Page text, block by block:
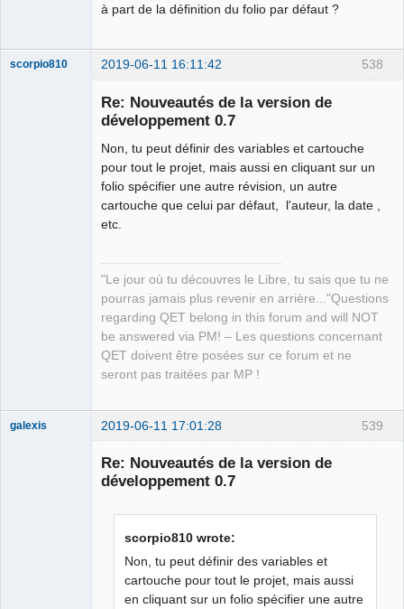
à part de la définition du folio par défaut ?
538
scorpio810 2019-06-11 16:11:42
Re: Nouveautés de la version de
développement 0.7
Non, tu peut définir des variables et cartouche
pour tout le projet, mais aussi en cliquant sur un
folio spécifier une autre révision, un autre
cartouche que celui par défaut, l'auteur, la date ,
etc.
"Le jour où tu découvres le Libre, tu sais que tu ne
pourras jamais plus revenir en arrière..."Questions
regarding QET belong in this forum and will NOT
be answered via PM! – Les questions concernant
QET doivent être posées sur ce forum et ne
seront pas traitées par MP !
539
galexis 2019-06-11 17:01:28
Re: Nouveautés de la version de
développement 0.7
scorpio810 wrote:
Non, tu peut définir des variables et
cartouche pour tout le projet, mais aussi
en cliquant sur un folio spécifier une autre